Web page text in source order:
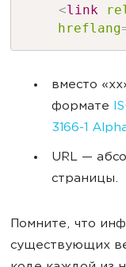
<link
hreflang
вместо
формате
3166-1
URL —
страницы.
Помните, что
существующих